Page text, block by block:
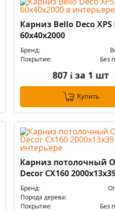
Карниз Bello Deco XPS
60х40х2000
Бренд:
Покрытие:
Без
807 iза 1 шт
Купить
Карниз потолочный
Decor CX160
Бренд:
Порода дерева:
Покрытие:
Без